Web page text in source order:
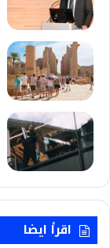
اقرأ ايضا